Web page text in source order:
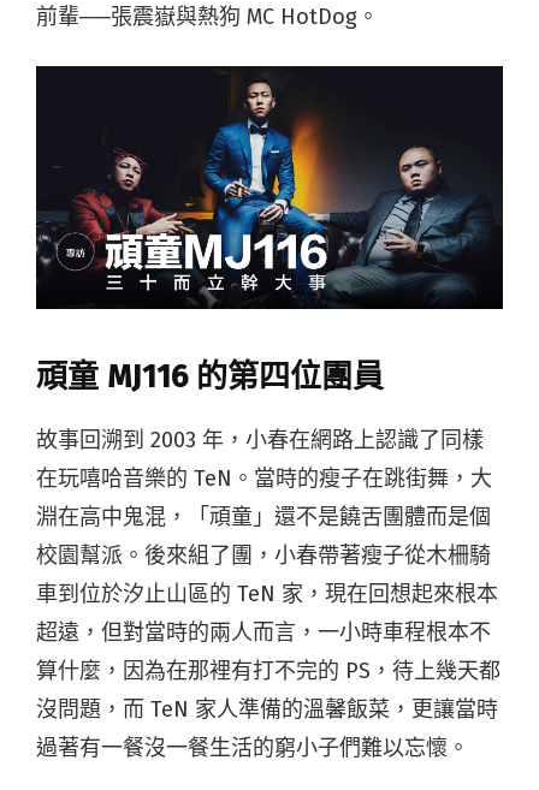
前輩──張震嶽與熱狗 MC HotDog。
頑童 MJ116 的第四位團員
故事回溯到 2003 年，小春在網路上認識了同樣
在玩嘻哈音樂的 TeN。當時的瘦子在跳街舞，大
淵在高中鬼混，「頑童」還不是饒舌團體而是個
校園幫派。後來組了團，小春帶著瘦子從木柵騎
車到位於汐止山區的 TeN 家，現在回想起來根本
超遠，但對當時的兩人而言，一小時車程根本不
算什麼，因為在那裡有打不完的 PS，待上幾天都
沒問題，而 TeN 家人準備的溫馨飯菜，更讓當時
過著有一餐沒一餐生活的窮小子們難以忘懷。